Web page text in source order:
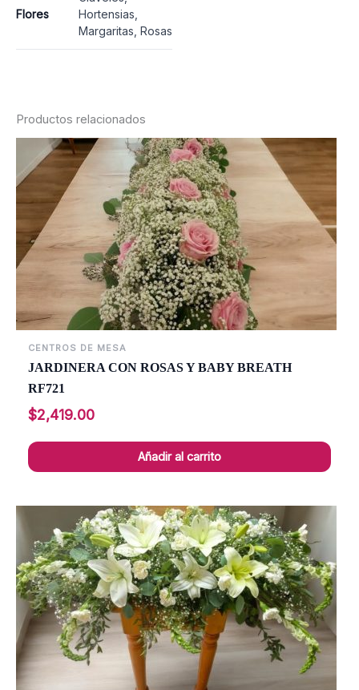
Flores
Hortensias,
Margaritas, Rosas
Productos relacionados
CENTROS DE MESA
JARDINERA CON ROSAS Y BABY BREATH
RF721
$2,419.00
Añadir al carrito